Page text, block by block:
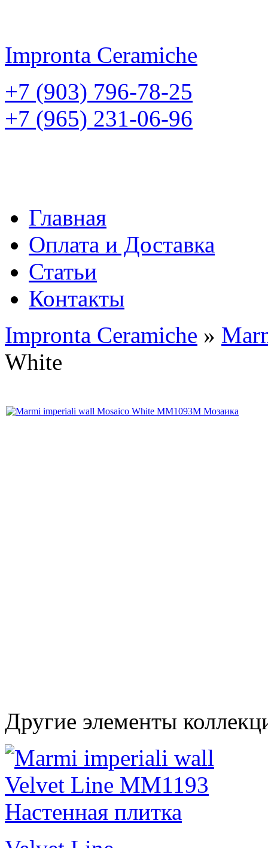
Impronta Ceramiche
+7 (903) 796-78-25
+7 (965) 231-06-96
Главная
Оплата и Доставка
Статьи
Контакты
Impronta Ceramiche »
White
Другие элементы